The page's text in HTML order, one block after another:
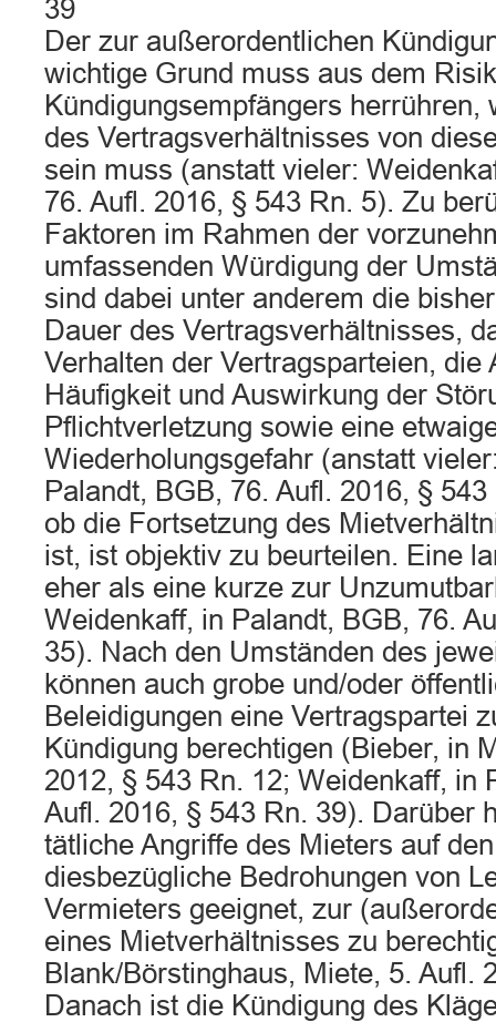
39
Der zur außerordentlichen
wichtige Grund muss aus dem
Kündigungsempfängers herrühren,
des Vertragsverhältnisses von
sein muss (anstatt vieler:
76. Aufl. 2016, § 543 Rn. 5). Zu
Faktoren im Rahmen der
umfassenden Würdigung der
sind dabei unter anderem die
Dauer des Vertragsverhältnisses,
Verhalten der Vertragsparteien, die
Häufigkeit und Auswirkung der
Pflichtverletzung sowie eine
Wiederholungsgefahr (anstatt
Palandt, BGB, 76. Aufl. 2016, §
ob die Fortsetzung des
ist, ist objektiv zu beurteilen. Eine
eher als eine kurze zur
Weidenkaff, in Palandt, BGB, 76.
35). Nach den Umständen des
können auch grobe und/oder
Beleidigungen eine Vertragspartei
Kündigung berechtigen (Bieber, in
2012, § 543 Rn. 12; Weidenkaff, in
Aufl. 2016, § 543 Rn. 39). Darüber
tätliche Angriffe des Mieters auf
diesbezügliche Bedrohungen von
Vermieters geeignet, zur
eines Mietverhältnisses zu
Blank/Börstinghaus, Miete, 5. Aufl.
Danach ist die Kündigung des